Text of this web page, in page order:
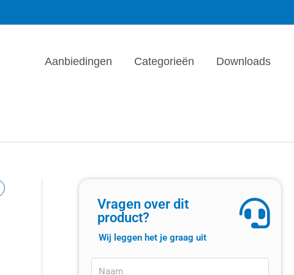
Aanbiedingen Categorieën Downloads
Vragen over dit
product?
Wij leggen het je graag uit